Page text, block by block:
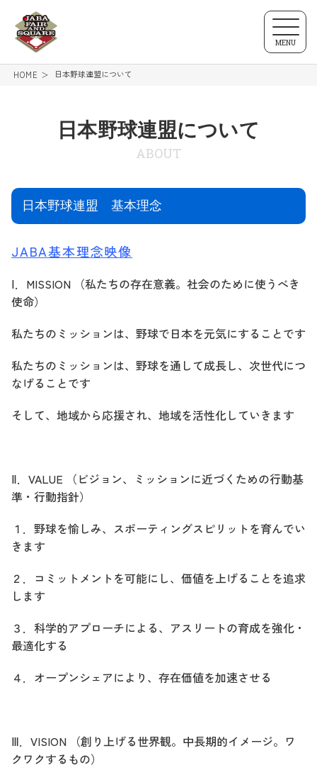
MENU
HOME 日本野球連盟について
日本野球連盟について
ABOUT
日本野球連盟 基本理念
JABA基本理念映像
Ⅰ MISSION
（私たちの存在意義。社会のために使うべき
使命）
私たちのミッションは、野球で日本を元気にすることです
私たちのミッションは、野球を通して成長し、次世代につ
なげることです
そして、地域から応援され、地域を活性化していきます
Ⅱ VALUE
（ビジョン、ミッションに近づくための行動基
準・行動指針）
１．野球を愉しみ、スポーティングスピリットを育んでい
きます
２．コミットメントを可能にし、価値を上げることを追求
します
３．科学的アプローチによる、アスリートの育成を強化・
最適化する
４．オープンシェアにより、存在価値を加速させる
Ⅲ VISION
（創り上げる世界観。中長期的イメージ。ワ
クワクするもの）